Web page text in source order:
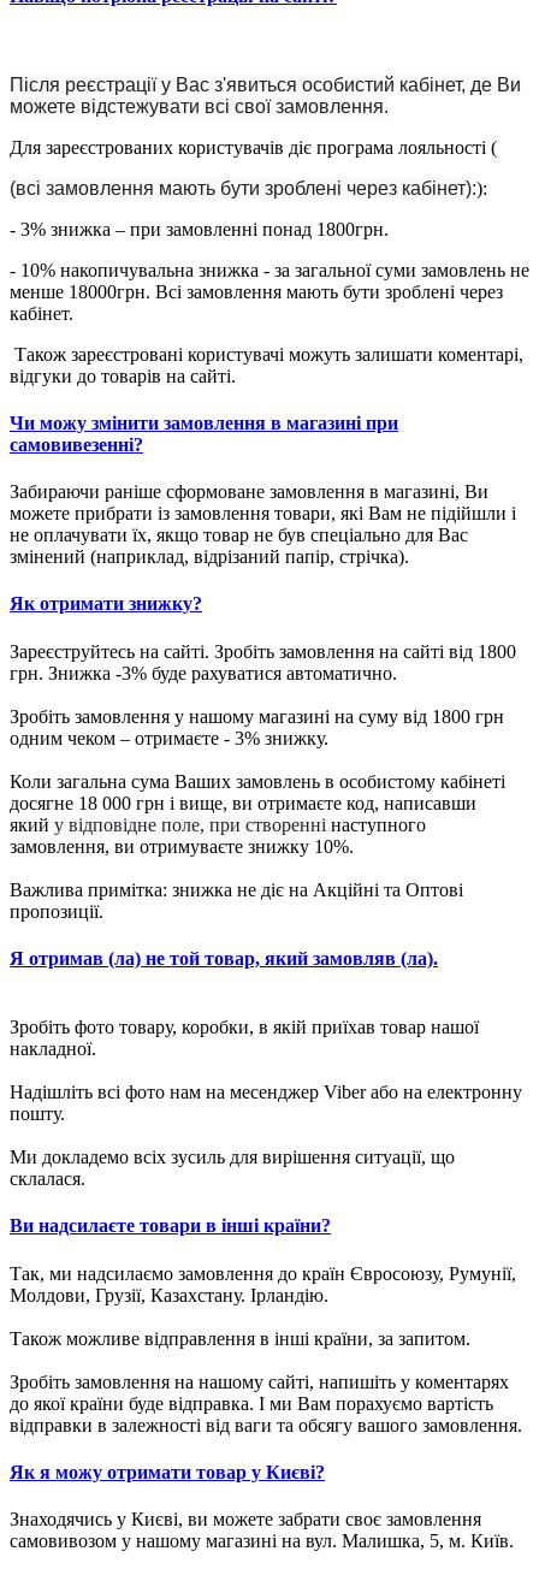
Після реєстрації у Вас з'явиться особистий кабінет, де Ви
можете відстежувати всі свої замовлення.
Для зареєстрованих користувачів діє програма лояльності (
(всі замовлення мають бути зроблені через кабінет):):
- 3% знижка – при замовленні понад 1800грн.
- 10% накопичувальна знижка - за загальної суми замовлень не
менше 18000грн. Всі замовлення мають бути зроблені через
кабінет.
Також зареєстровані користувачі можуть залишати коментарі,
відгуки до товарів на сайті.
Чи можу змінити замовлення в магазині при
самовивезенні?
Забираючи раніше сформоване замовлення в магазині, Ви
можете прибрати із замовлення товари, які Вам не підійшли і
не оплачувати їх, якщо товар не був спеціально для Вас
змінений (наприклад, відрізаний папір, стрічка).
Як отримати знижку?
Зареєструйтесь на сайті. Зробіть замовлення на сайті від 1800
грн. Знижка -3% буде рахуватися автоматично.
Зробіть замовлення у нашому магазині на суму від 1800 грн
одним чеком – отримаєте - 3% знижку.
Коли загальна сума Ваших замовлень в особистому кабінеті
досягне 18 000 грн і вище, ви отримаєте код, написавши
який у відповідне поле, при створенні наступного
замовлення, ви отримуваєте знижку 10%.
Важлива примітка: знижка не діє на Акційні та Оптові
пропозиції.
Я отримав (ла) не той товар, який замовляв (ла).
Зробіть фото товару, коробки, в якій приїхав товар нашої
накладної.
Надішліть всі фото нам на месенджер Viber або на електронну
пошту.
Ми докладемо всіх зусиль для вирішення ситуації, що
склалася.
Ви надсилаєте товари в інші країни?
Так, ми надсилаємо замовлення до країн Євросоюзу, Румунії,
Молдови, Грузії, Казахстану. Ірландію.
Також можливе відправлення в інші країни, за запитом.
Зробіть замовлення на нашому сайті, напишіть у коментарях
до якої країни буде відправка. І ми Вам порахуємо вартість
відправки в залежності від ваги та обсягу вашого замовлення.
Як я можу отримати товар у Києві?
Знаходячись у Києві, ви можете забрати своє замовлення
самовивозом у нашому магазині на вул. Малишка, 5, м. Київ.